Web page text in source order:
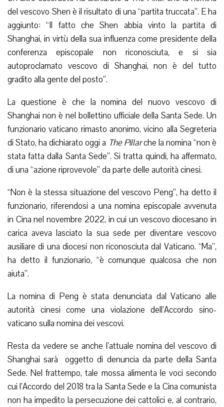
del vescovo Shen è il risultato di una “partita truccata”. E ha
aggiunto: “Il fatto che Shen abbia vinto la partita di
Shanghai, in virtù della sua influenza come presidente della
conferenza episcopale non riconosciuta, e si sia
autoproclamato vescovo di Shanghai, non è del tutto
gradito alla gente del posto”.
La questione è che la nomina del nuovo vescovo di
Shanghai non è nel bollettino ufficiale della Santa Sede. Un
funzionario vaticano rimasto anonimo, vicino alla Segreteria
di Stato, ha dichiarato oggi a The Pillarche la nomina “non è
stata fatta dalla Santa Sede”. Si tratta quindi, ha affermato,
di una “azione riprovevole” da parte delle autorità cinesi.
“Non è la stessa situazione del vescovo Peng”, ha detto il
funzionario, riferendosi a una nomina episcopale avvenuta
in Cina nel novembre 2022, in cui un vescovo diocesano in
carica aveva lasciato la sua sede per diventare vescovo
ausiliare di una diocesi non riconosciuta dal Vaticano. “Ma”,
ha detto il funzionario, “è comunque qualcosa che non
aiuta”.
La nomina di Peng è stata denunciata dal Vaticano alle
autorità cinesi come una violazione dell’Accordo sino-
vaticano sulla nomina dei vescovi.
Resta da vedere se anche l’attuale nomina del vescovo di
Shanghai sarà oggetto di denuncia da parte della Santa
Sede. Nel frattempo, tale mossa alimenta le voci secondo
cui l’Accordo del 2018 tra la Santa Sede e la Cina comunista
non ha impedito la persecuzione dei cattolici e, al contrario,